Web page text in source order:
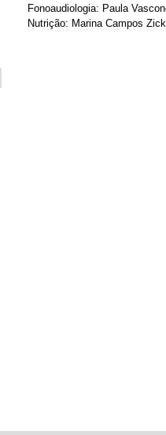
Fonoaudiologia: Paula
Nutrição: Marina Campos